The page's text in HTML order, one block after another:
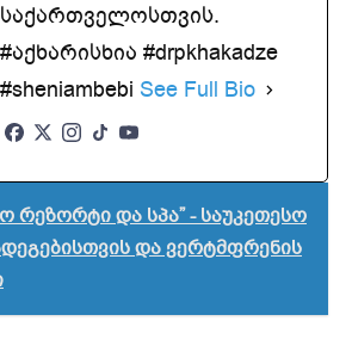
საქართველოსთვის.
#აქხარისხია #drpkhakadze
#sheniambebi See Full Bio
რეზორტი და სპა” - საუკეთესო
და ვერტმფრენის